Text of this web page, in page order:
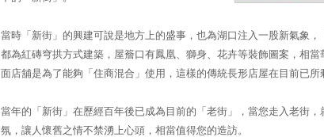
當時「新街」的興建可說是地方上的盛事，也為湖口注入一股新氣象
都為紅磚穹拱方式建築，屋簷口有鳳凰、獅身、花卉等裝飾圖案，相
面店舖是為了能夠「住商混合」使用，這樣的傳統長形店屋在目前已所
當年的「新街」在歷經百年後已成為目前的「老街」，當您走入老街
氛，讓人懷舊之情不禁湧上心頭，相當值得您的造訪。